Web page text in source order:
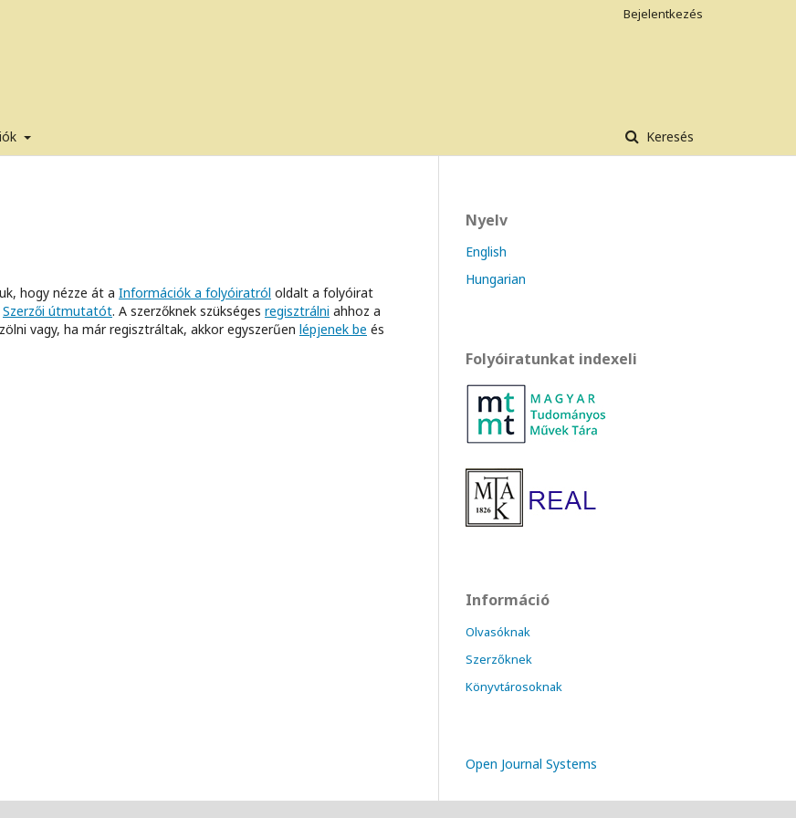
Keresés
Bejelentkezés
hogy nézze át a Információk a folyóiratról oldalt a folyóirat
Szerzői útmutatót. A szerzőknek szükséges regisztrálni ahhoz a
vagy, ha már regisztráltak, akkor egyszerűen lépjenek be és
Nyelv
English
Hungarian
Folyóiratunkat indexeli
Információ
Olvasóknak
Szerzőknek
Könyvtárosoknak
Open Journal Systems